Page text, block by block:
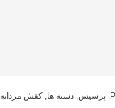
پرسیس دسته ها کفش مردانه